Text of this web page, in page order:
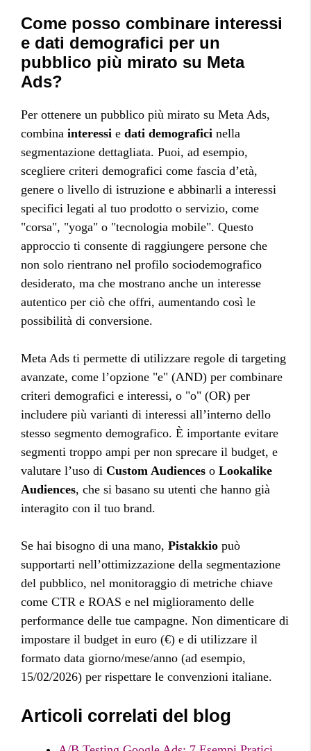
Come posso combinare interessi
e dati demografici per un
pubblico più mirato su Meta
Ads?
Per ottenere un pubblico più mirato su Meta Ads,
combina interessi e dati demografici nella
segmentazione dettagliata. Puoi, ad esempio,
scegliere criteri demografici come fascia d’età,
genere o livello di istruzione e abbinarli a interessi
specifici legati al tuo prodotto o servizio, come
"corsa", "yoga" o "tecnologia mobile". Questo
approccio ti consente di raggiungere persone che
non solo rientrano nel profilo sociodemografico
desiderato, ma che mostrano anche un interesse
autentico per ciò che offri, aumentando così le
possibilità di conversione.
Meta Ads ti permette di utilizzare regole di targeting
avanzate, come l’opzione "e" (AND) per combinare
criteri demografici e interessi, o "o" (OR) per
includere più varianti di interessi all’interno dello
stesso segmento demografico. È importante evitare
segmenti troppo ampi per non sprecare il budget, e
valutare l’uso di Custom Audiences o Lookalike
Audiences, che si basano su utenti che hanno già
interagito con il tuo brand.
Se hai bisogno di una mano, Pistakkio può
supportarti nell’ottimizzazione della segmentazione
del pubblico, nel monitoraggio di metriche chiave
come CTR e ROAS e nel miglioramento delle
performance delle tue campagne. Non dimenticare di
impostare il budget in euro (€) e di utilizzare il
formato data giorno/mese/anno (ad esempio,
15/02/2026) per rispettare le convenzioni italiane.
Articoli correlati del blog